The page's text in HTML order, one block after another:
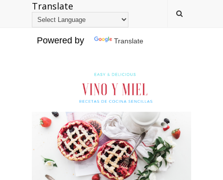
Translate
Powered by Translate